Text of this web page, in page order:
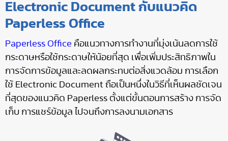
Electronic Document กับแนวคิด
Paperless Office
Paperless Office คือแนวทางการทำงานที่มุ่งเน้นลดการใช้
กระดาษหรือใช้กระดาษให้น้อยที่สุด เพื่อเพิ่มประสิทธิภาพใน
การจัดการข้อมูลและลดผลกระทบต่อสิ่งแวดล้อม การเลือก
ใช้ Electronic Document ถือเป็นหนึ่งในวิธีที่เห็นผลชัดเจน
ที่สุดของแนวคิด Paperless ตั้งแต่ขั้นตอนการสร้าง การจัด
เก็บ การแชร์ข้อมูล ไปจนถึงการลงนามเอกสาร